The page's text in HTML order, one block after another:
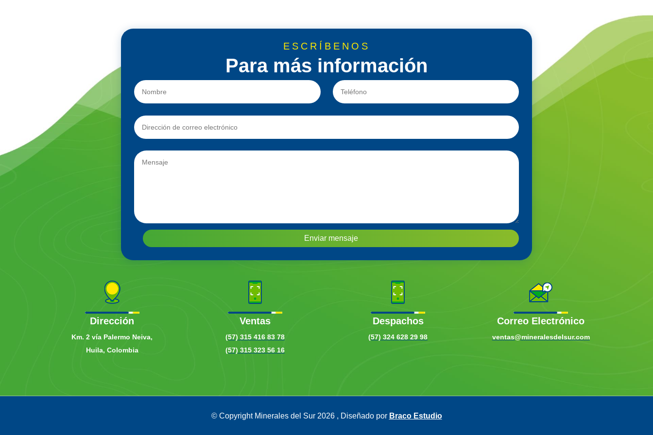
ESCRÍBENOS
Para más información
Enviar mensaje
Dirección
Km. 2 vía Palermo Neiva,
Huila, Colombia
Ventas
(57) 315 416 83 78
(57) 315 323 56 16
Despachos
(57) 324 628 29 98
Correo Electrónico
ventas@mineralesdelsur.com
© Copyright Minerales del Sur 2026 , Diseñado por Braco Estudio